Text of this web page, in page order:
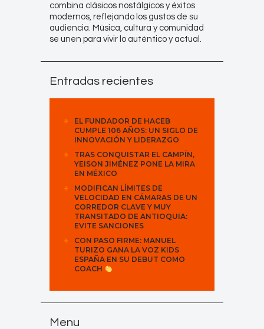
combina clásicos nostálgicos y éxitos
modernos, reflejando los gustos de su
audiencia. Música, cultura y comunidad
se unen para vivir lo auténtico y actual.
Entradas recientes
EL FUNDADOR DE HACEB
CUMPLE 106 AÑOS: UN SIGLO DE
INNOVACIÓN Y LIDERAZGO
TRAS CONQUISTAR EL CAMPÍN,
YEISON JIMÉNEZ PONE LA MIRA
EN MÉXICO
MODIFICAN LÍMITES DE
VELOCIDAD EN CÁMARAS DE UN
CORREDOR CLAVE Y MUY
TRANSITADO DE ANTIOQUIA:
EVITE SANCIONES
CON PASO FIRME: MANUEL
TURIZO GANA LA VOZ KIDS
ESPAÑA EN SU DEBUT COMO
COACH
Menu